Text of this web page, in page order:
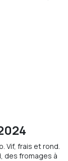
Vif, frais et rond.
des fromages à